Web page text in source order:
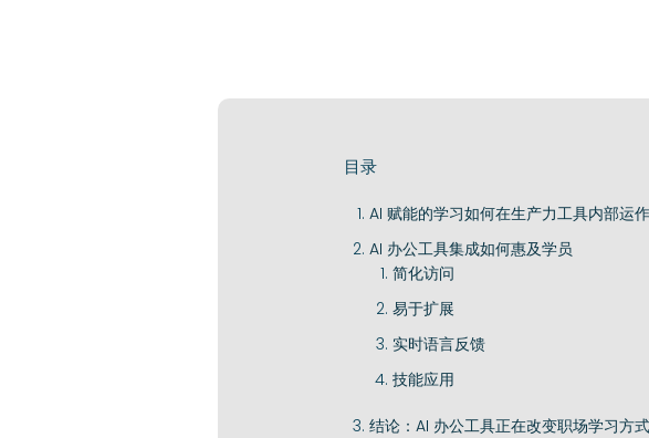
目录
AI 赋能的学习如何在生产力工具内部运作
AI 办公工具集成如何惠及学员
简化访问
易于扩展
实时语言反馈
技能应用
结论：AI 办公工具正在改变职场学习方式